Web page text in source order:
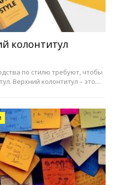
колонтитул
по стилю требуют, чтобы
Верхний колонтитул – это…